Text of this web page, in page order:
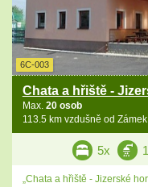
6C-003
Chata a hřiště -
Max. 20 osob
113.5 km vzdušně od
5x
„Chata a hřiště - Jizerské